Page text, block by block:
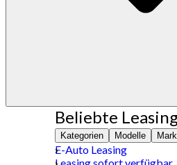
Beliebte
Kategorien Modelle
E-Auto Leasing